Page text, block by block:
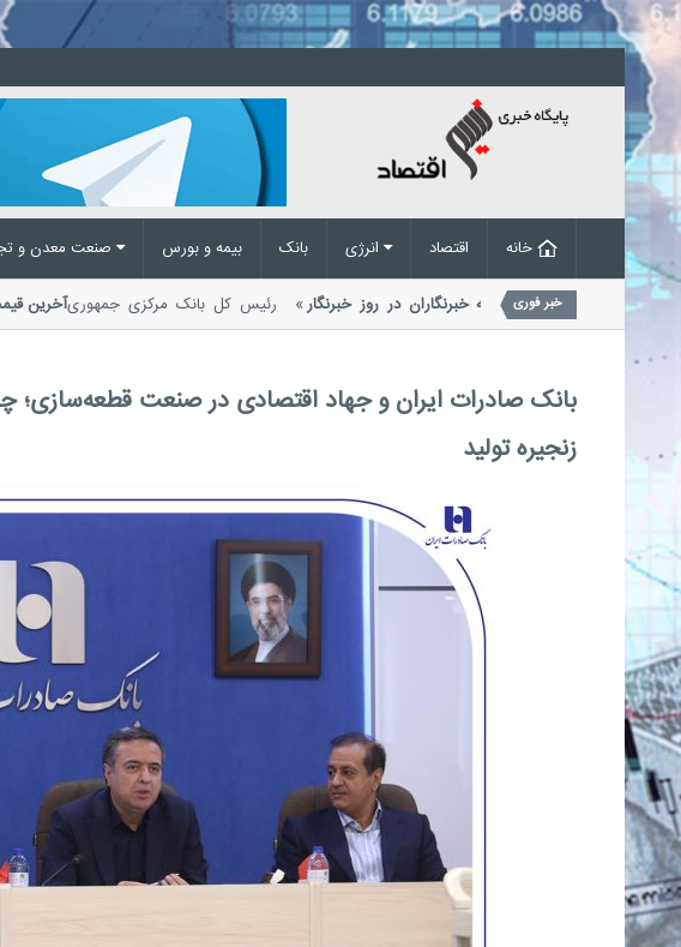
بیمه و بورس بانک اقتصاد
خبر فوری آخرین
مواد
ویژه رئیس کل بانک مرکزی به خبرنگاران در روز خبرنگار
رئیس کل بانک مرکزی جمهوری
ایران در پیامی به مناسبت هفدهم...
بانک صادرات ایران و جهاد اقتصادی در صنعت قطعه‌سازی؛
زنجیره تولید